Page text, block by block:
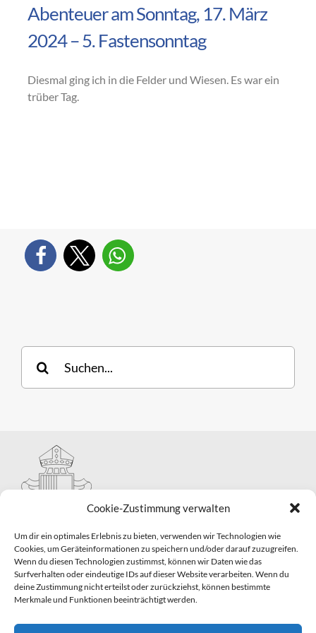
Cookie-Zustimmung verwalten
Um dir ein optimales Erlebnis zu bieten, verwenden wir Technologien wie
Cookies, um Geräteinformationen zu speichern und/oder darauf zuzugreifen.
Wenn du diesen Technologien zustimmst, können wir Daten wie das
Surfverhalten oder eindeutige IDs auf dieser Website verarbeiten. Wenn du
deine Zustimmung nicht erteilst oder zurückziehst, können bestimmte
Merkmale und Funktionen beeinträchtigt werden.
Abenteuer am Sonntag, 17. März
2024 – 5. Fastensonntag
Diesmal ging ich in die Felder und Wiesen. Es war ein
trüber Tag.
nach:
Hauptabteilung II – Seelsorge
Pastorale Grunddienste und Sakramentenpastoral
Telefon: 0821 3166-2593
gemeindepastoral@bistum-augsburg.de